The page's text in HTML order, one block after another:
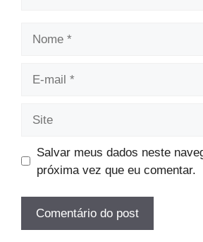
Salvar meus dados neste
próxima vez que eu comentar.